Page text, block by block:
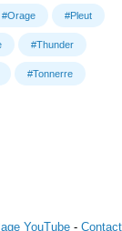
#Orage #Pleut
#Thunder
#Tonnerre
YouTube- Contact